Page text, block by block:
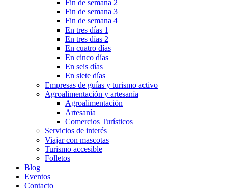
Fin de semana 2
Fin de semana 3
Fin de semana 4
En tres días 1
En tres días 2
En cuatro días
En cinco días
En seis días
En siete días
Empresas de guías y turismo activo
Agroalimentación y artesanía
Agroalimentación
Artesanía
Comercios Turísticos
Servicios de interés
Viajar con mascotas
Turismo accesible
Folletos
Blog
Eventos
Contacto